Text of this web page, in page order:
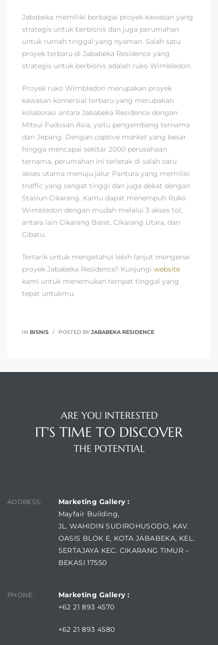
Jababeka memiliki berbagai proyek kawasan yang
strategis untuk berbisnis dan juga perumahan
untuk rumah tinggal yang nyaman. Salah satu
proyek terbaru di Jababeka Residence yang
strategis untuk berbisnis adalah ruko Wimbledon.
Proyek ruko Wimbledon merupakan proyek
kawasan komersial terbaru yang merupakan
kolaborasi antara Jababeka Residence dengan
Mitsui Fudosan Asia, yaitu pengembang ternama
dari Jepang. Dengan captive market yang besar
hingga mencapai sekitar 2000 perusahaan
ternama, perumahan ini terletak di salah satu
akses utama menuju jalur Pantura yang memiliki
traffic yang sangat tinggi dan juga dekat dengan
Stasiun Cikarang. Kamu dapat menempuh Ruko
Wimbledon dengan mudah melalui 3 akses tol,
antara lain Cikarang Barat, Cikarang Utara, dan
Cibatu.
Tertarik untuk mengetahui lebih lanjut mengenai
proyek Jababeka Residence? Kunjungi website
kami untuk menemukan tempat tinggal yang
tepat untukmu.
IN BISNIS POSTED BY JABABEKA RESIDENCE
ARE YOU INTERESTED
IT'S TIME TO DISCOVER
THE POTENTIAL
ADDRESS:
Marketing Gallery :
Mayfair Building,
JL. WAHIDIN SUDIROHUSODO, KAV.
OASIS BLOK E, KOTA JABABEKA, KEL.
SERTAJAYA KEC. CIKARANG TIMUR –
BEKASI 17550
PHONE:
Marketing Gallery :
+62 21 893 4570
+62 21 893 4580